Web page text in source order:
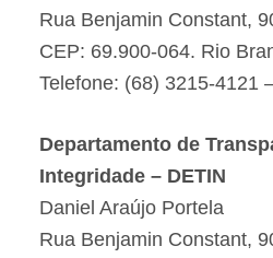
Rua Benjamin Constant,
CEP: 69.900-064. Rio
Telefone: (68) 3215-4121
Departamento de
Integridade – DETIN
Daniel Araújo Portela
Rua Benjamin Constant,